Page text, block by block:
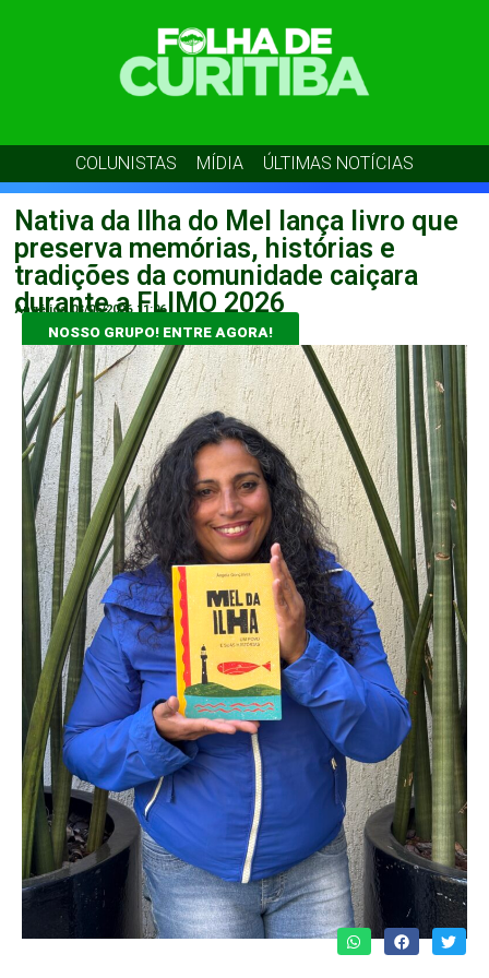
COLUNISTAS MÍDIA ÚLTIMAS NOTÍCIAS
Nativa da Ilha do Mel lança livro que
preserva memórias, histórias e
tradições da comunidade caiçara
durante a FLIMO 2026
Angélica 03/06/2026 11:06
NOSSO GRUPO! ENTRE AGORA!